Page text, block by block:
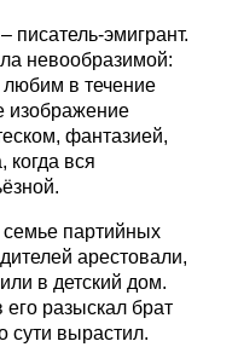
писатель-эмигрант.
невообразимой:
в течение
изображение
фантазией,
когда вся
партийных
арестовали,
в детский дом.
разыскал брат
сути вырастил.